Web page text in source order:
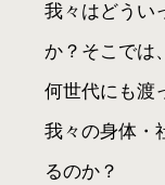
我々はどうい
か？そこでは
何世代にも渡
我々の身体・
るのか？